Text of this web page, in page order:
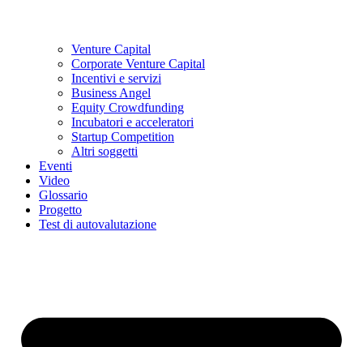
Venture Capital
Corporate Venture Capital
Incentivi e servizi
Business Angel
Equity Crowdfunding
Incubatori e acceleratori
Startup Competition
Altri soggetti
Eventi
Video
Glossario
Progetto
Test di autovalutazione